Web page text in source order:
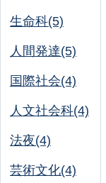
生命科(5)
人間発達(5)
国際社会(4)
人文社会科(4)
法夜(4)
芸術文化(4)